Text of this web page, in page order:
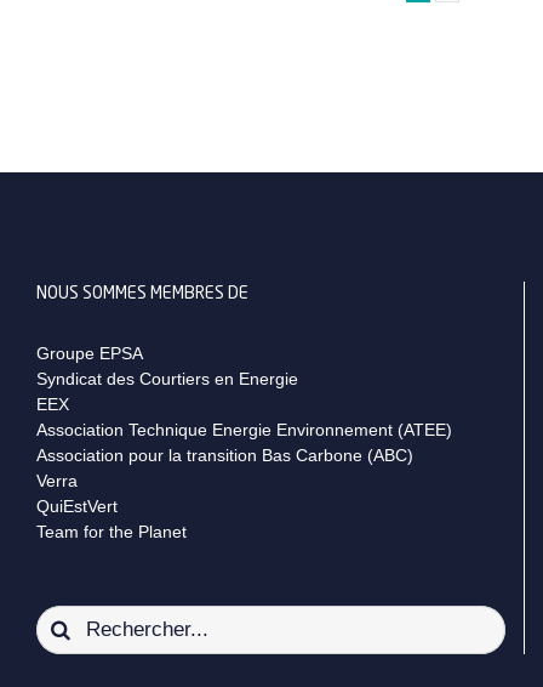
NOUS SOMMES MEMBRES DE
Groupe EPSA
Syndicat des Courtiers en Energie
EEX
Association Technique Energie Environnement (ATEE)
Association pour la transition Bas Carbone (ABC)
Verra
QuiEstVert
Team for the Planet
Rechercher: